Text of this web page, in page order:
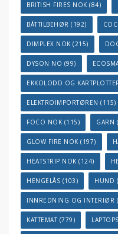
BRITISH FIRES NOK (84)
BÅTTILBEHØR (192)
DIMPLEX NOK (215)
DYSON NO (99)
EKKOLODD OG
ELEKTROIMPORTØREN (115)
FOCO NOK (115) GARN
GLOW FIRE NOK (197)
HEATSTRIP NOK (124)
HENGELÅS (103) HUND
INNREDNING OG INTERIØR
KATTEMAT(779) LAPTOPS